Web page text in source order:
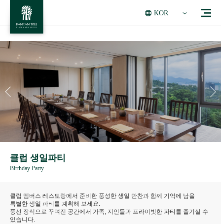
KOR
클럽 생일파티
Birthday Party
클럽 멤버스 레스토랑에서 준비한 풍성한 생일 만찬과 함께 기억에 남을
특별한 생일 파티를 계획해 보세요.
풍선 장식으로 꾸며진 공간에서 가족, 지인들과 프라이빗한 파티를 즐기실 수
있습니다.